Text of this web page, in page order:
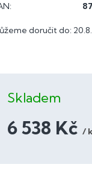
doručit do:
Skladem
6 538 Kč /
: